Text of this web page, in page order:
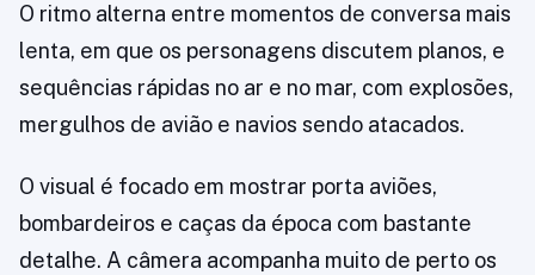
O ritmo alterna entre momentos de conversa mais
lenta, em que os personagens discutem planos, e
sequências rápidas no ar e no mar, com explosões,
mergulhos de avião e navios sendo atacados.
O visual é focado em mostrar porta aviões,
bombardeiros e caças da época com bastante
detalhe. A câmera acompanha muito de perto os